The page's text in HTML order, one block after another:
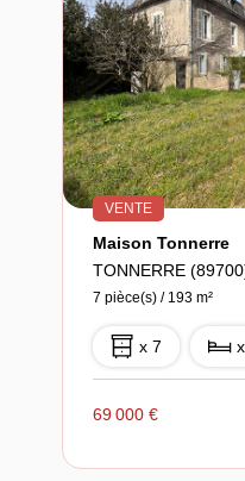
VENTE
Maison Tonnerre
TONNERRE
7 pièce(s) / 193 m²
x 7
69 000 €